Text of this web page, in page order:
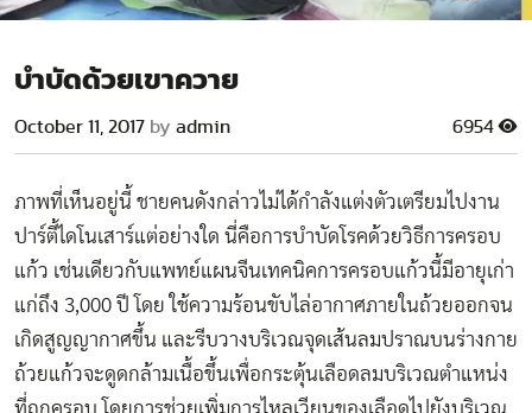
บำบัดด้วยเขาควาย
October 11, 2017 by admin 6954
ภาพที่เห็นอยู่นี้ ชายคนดังกล่าวไม่ได้กำลังแต่งตัวเตรียมไปงาน
ปาร์ตี้ไดโนเสาร์แต่อย่างใด นี่คือการบำบัดโรคด้วยวิธีการครอบ
แก้ว เช่นเดียวกับแพทย์แผนจีนเทคนิคการครอบแก้วนี้มีอายุเก่า
แก่ถึง 3,000 ปี โดย ใช้ความร้อนขับไล่อากาศภายในถ้วยออกจน
เกิดสูญญากาศขึ้น และรีบวางบริเวณจุดเส้นลมปราณบนร่างกาย
ถ้วยแก้วจะดูดกล้ามเนื้อขึ้นเพื่อกระตุ้นเลือดลมบริเวณตำแหน่ง
ที่ถูกครอบ โดยการช่วยเพิ่มการไหลเวียนของเลือดไปยังบริเวณ